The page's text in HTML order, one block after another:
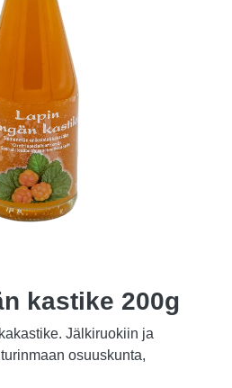
kastike 200g
Jälkiruokiin ja
osuuskunta,